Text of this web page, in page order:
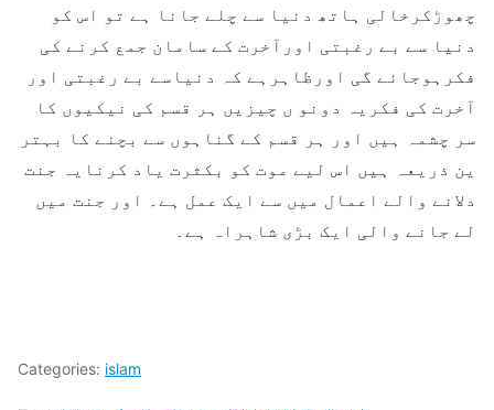
چھوڑکرخالی ہاتھ دنیا سے چلے جانا ہے تو اس کو
دنیا سے بے رغبتی اورآخرت کے سامان جمع کرنے کی
فکرہوجائے گی اورظاہرہے کہ دنیاسے بے رغبتی اور
آخرت کی فکریہ دونو ں چیزیں ہر قسم کی نیکیوں کا
سر چشمہ ہیں اور ہر قسم کے گناہوں سے بچنے کا بہتر
ین ذریعہ ہیں اس لیے موت کو بکثرت یاد کرنایہ جنت
دلانے والے اعمال میں سے ایک عمل ہے۔ اور جنت میں
لے جانے والی ایک بڑی شاہراہ ہے۔
Categories: islam